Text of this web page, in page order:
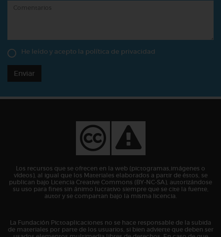
He leído y acepto la política de privacidad
Enviar
Los recursos que se ofrecen en la web (pictogramas,imágenes o
vídeos), al igual que los Materiales elaborados a partir de éstos, se
publican bajo Licencia Creative Commons (BY-NC-SA), autorizándose
su uso para fines sin ánimo lucrativo siempre que se cite la fuente,
autor y se compartan bajo la misma licencia.
La Fundación Pictoaplicaciones no se hace responsable de la subida
de materiales por parte de los usuarios, si bien advierte que deben ser